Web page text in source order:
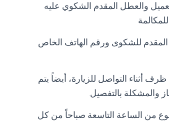
والعطل المقدم الشكوي عليه
المقدم للشكوى ورقم الهاتف الخاص
أثناء التواصل للزيارة، أيضاً يتم
والمشكلة بالتفصيل.
من الساعة التاسعة صباحاً من كل